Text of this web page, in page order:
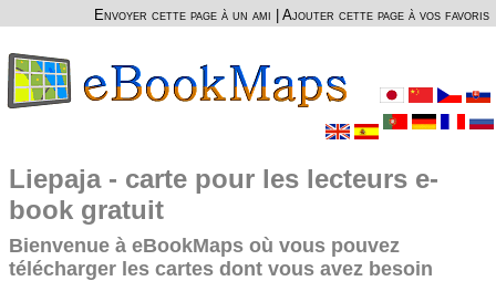
Envoyer cette page à un ami Ajouter cette page à vos favoris
Liepaja - carte pour les lecteurs e-
book gratuit
Bienvenue à eBookMaps où vous pouvez
télécharger les cartes dont vous avez besoin